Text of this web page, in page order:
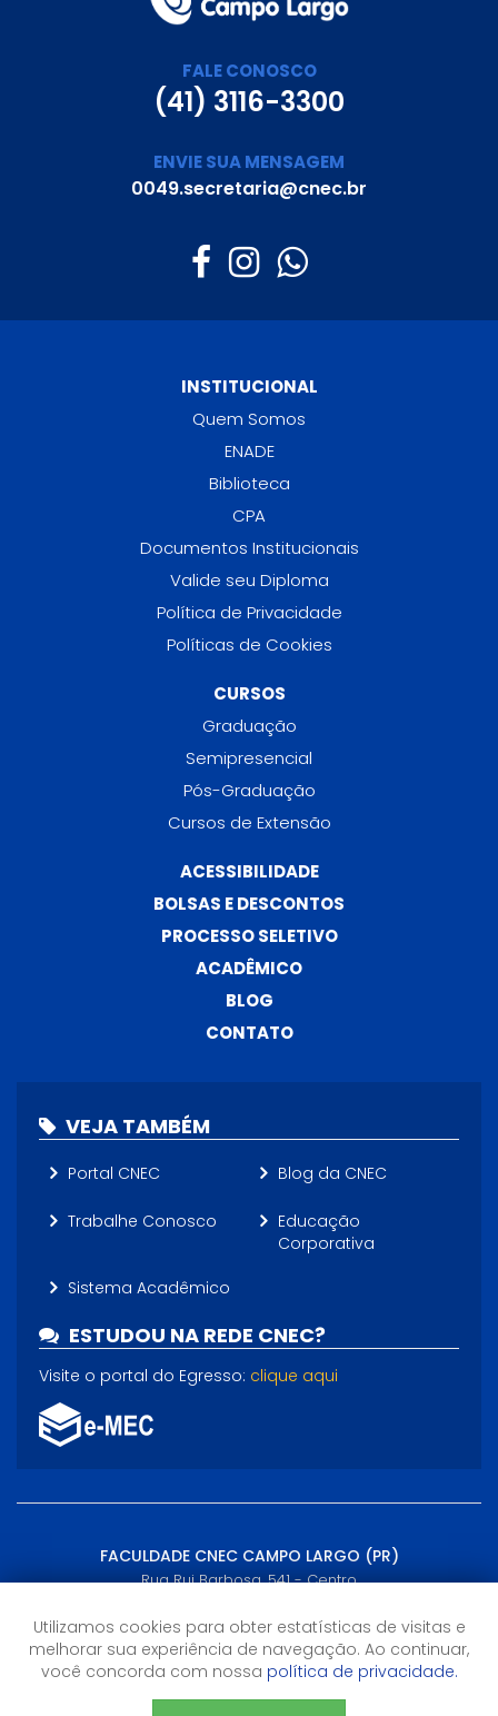
FALE CONOSCO
(41) 3116-3300
ENVIE SUA MENSAGEM
0049.secretaria@cnec.br
INSTITUCIONAL
Quem Somos
ENADE
Biblioteca
CPA
Documentos Institucionais
Valide seu Diploma
Política de Privacidade
Políticas de Cookies
CURSOS
Graduação
Semipresencial
Pós-Graduação
Cursos de Extensão
ACESSIBILIDADE
BOLSAS E DESCONTOS
PROCESSO SELETIVO
ACADÊMICO
BLOG
CONTATO
VEJA TAMBÉM
Portal CNEC Blog da CNEC
Trabalhe Conosco
Educação
Corporativa
Sistema Acadêmico
ESTUDOU NA REDE CNEC?
Visite o portal do Egresso: clique aqui
FACULDADE CNEC CAMPO LARGO (PR)
Rua Rui Barbosa, 541 - Centro
Horário de Atendimento
13h às 22h
Utilizamos cookies para obter estatísticas de visitas e
melhorar sua experiência de navegação. Ao continuar,
você concorda com nossa política de privacidade.